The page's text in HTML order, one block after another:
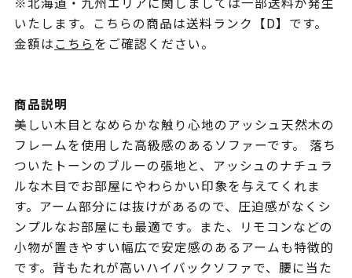
いたします。こちらの商品は送料ランク【D】です。
金額はこちらをご確認ください。
商品説明
美しい木目となめらかな触り心地のアッシュ天然木の
フレームを使用した高級感のあるソファーです。 落ち
ついたトーンのブルーの張地と、アッシュのナチュラ
ルな木目でお部屋にやわらかい印象を与えてくれま
す。アーム部分には抜けがあるので、圧迫感がなくシ
ンプルなお部屋にも最適です。また、リモコンなどの
小物が置きやすい幅広で安定感のあるアームも特徴的
です。背もたれが高いハイバックソファで、腰に当た